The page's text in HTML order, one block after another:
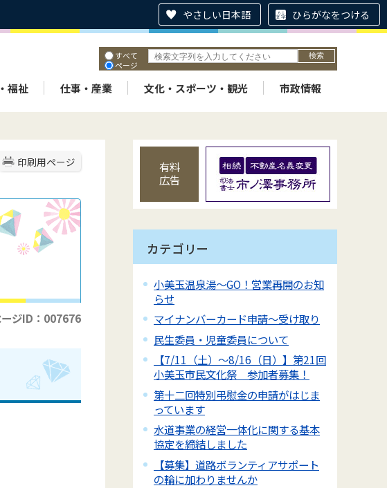
やさしい日本語 ひらがなをつける
すべて
ページ
福祉 仕事・産業 文化・スポーツ・観光 市政情報
印刷用ページ
ジID：007676
有料
広告
カテゴリー
小美玉温泉湯～GO！営業再開のお知
らせ
マイナンバーカード申請～受け取り
民生委員・児童委員について
【7/11（土）～8/16（日）】第21回
小美玉市民文化祭 参加者募集！
第十二回特別弔慰金の申請がはじま
っています
水道事業の経営一体化に関する基本
協定を締結しました
【募集】道路ボランティアサポート
の輪に加わりませんか